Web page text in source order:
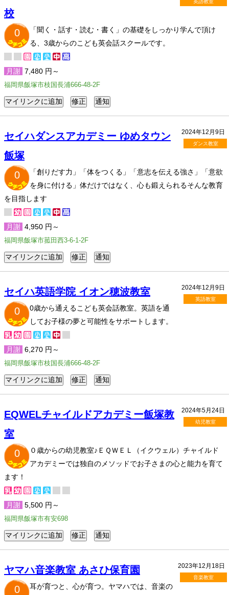
英語教室
校
0
「聞く・話す・読む・書く」の基礎をしっかり学んで頂け
る、3歳からのこども英会話スクールです。
月謝 7,480 円～
福岡県飯塚市枝国長浦666-48-2F
2024年12月9日
ダンス教室
セイハダンスアカデミー ゆめタウン
飯塚
0
「創りだす力」「体をつくる」「意志を伝える強さ」「意欲
を身に付ける」体だけではなく、心も鍛えられるそんな教育
を目指します
月謝 4,950 円～
福岡県飯塚市菰田西3-6-1-2F
2024年12月9日
英語教室
セイハ英語学院 イオン穂波教室
0
0歳から通えるこども英会話教室。英語を通
してお子様の夢と可能性をサポートします。
月謝 6,270 円～
福岡県飯塚市枝国長浦666-48-2F
2024年5月24日
幼児教室
EQWELチャイルドアカデミー飯塚教
室
0
０歳からの幼児教室♪ＥＱＷＥＬ（イクウェル）チャイルド
アカデミーでは独自のメソッドでお子さまの心と能力を育て
ます！
月謝 5,500 円～
福岡県飯塚市有安698
2023年12月18日
音楽教室
ヤマハ音楽教室 あさひ保育園
0
耳が育つと、心が育つ。ヤマハでは、音楽の